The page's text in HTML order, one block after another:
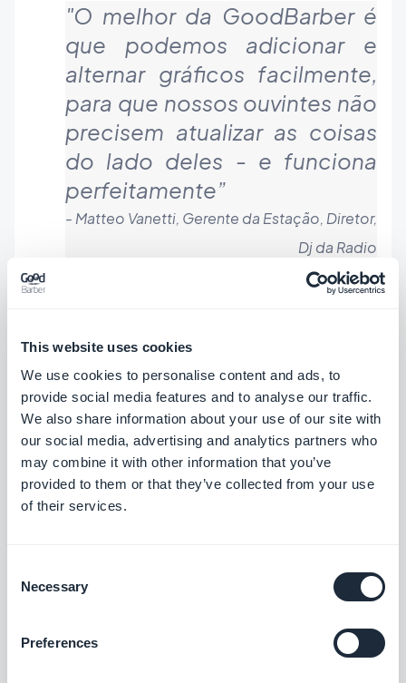
This website uses cookies
We use cookies to personalise content and ads, to
provide social media features and to analyse our traffic.
We also share information about your use of our site with
our social media, advertising and analytics partners who
may combine it with other information that you’ve
provided to them or that they’ve collected from your use
of their services.
Selection
Necessary
Preferences
"O melhor da GoodBarber é
que podemos adicionar e
alternar gráficos facilmente,
para que nossos ouvintes não
precisem atualizar as coisas
do lado deles - e funciona
perfeitamente”
- Matteo Vanetti, Gerente da Estação, Diretor,
Dj da Radio
Para atrair esse público mais jovem, em setembro
TV – baseado nos vídeos clássicos do estilo MTV e
VH1, em vez dos reality shows que agora são
exibidos em muitos canais de música. Este novo
canal de vídeo reproduz vídeos de música
sincronizados com o feed de música ao vivo.
Usando a GoodBarber, eles conseguiram